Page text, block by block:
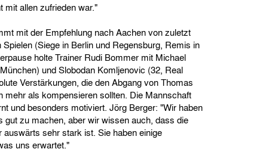
mit allen zufrieden war."
mit der Empfehlung nach Aachen von zuletzt
(Siege in Berlin und Regensburg, Remis in
holte Trainer Rudi Bommer mit Michael
und Slobodan Komljenovic (32, Real
Verstärkungen, die den Abgang von Thomas
mehr als kompensieren sollten. Die Mannschaft
und besonders motiviert. Jörg Berger: "Wir haben
gut zu machen, aber wir wissen auch, dass die
sehr stark ist. Sie haben einige
uns erwartet."